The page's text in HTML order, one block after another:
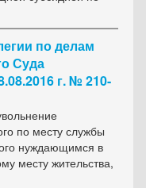
по делам
Суда
г. № 210-
по месту службы
нуждающимся в
месту жительства,